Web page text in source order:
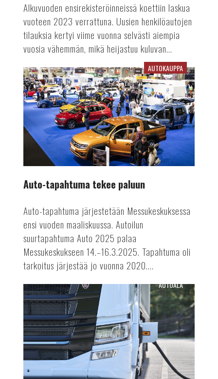
Alkuvuoden ensirekisteröinneissä koettiin laskua
vuoteen 2023 verrattuna. Uusien henkilöautojen
tilauksia kertyi viime vuonna selvästi aiempia
vuosia vähemmän, mikä heijastuu kuluvan...
Auto-
tapahtuma
tekee
paluun
AUTOKAUPPA
Auto-tapahtuma tekee paluun
Auto-tapahtuma järjestetään Messukeskuksessa
ensi vuoden maaliskuussa. Autoilun
suurtapahtuma Auto 2025 palaa
Messukeskukseen 14.–16.3.2025. Tapahtuma oli
tarkoitus järjestää jo vuonna 2020....
Terästä
sähkörekoilla
AUTOALA